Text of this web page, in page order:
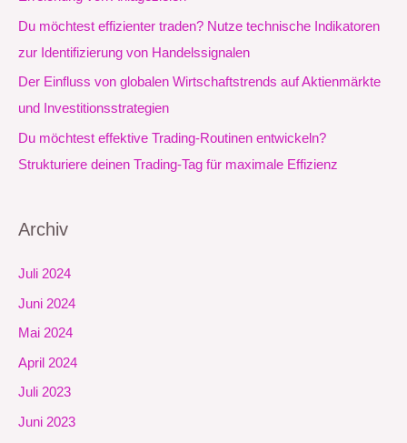
Du möchtest effizienter traden? Nutze technische Indikatoren
zur Identifizierung von Handelssignalen
Der Einfluss von globalen Wirtschaftstrends auf Aktienmärkte
und Investitionsstrategien
Du möchtest effektive Trading-Routinen entwickeln?
Strukturiere deinen Trading-Tag für maximale Effizienz
Archiv
Juli 2024
Juni 2024
Mai 2024
April 2024
Juli 2023
Juni 2023